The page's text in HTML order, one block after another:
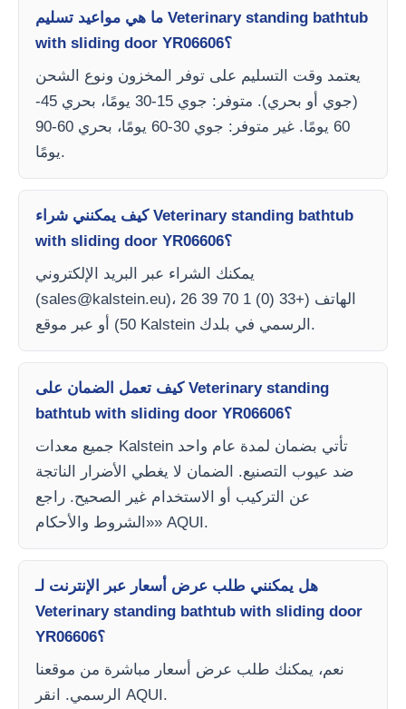
ما هي مواعيد تسليم Veterinary standing bathtub
with sliding door YR06606؟
يعتمد وقت التسليم على توفر المخزون ونوع الشحن
(جوي أو بحري). متوفر: جوي 15-30 يومًا، بحري 45-
60 يومًا. غير متوفر: جوي 30-60 يومًا، بحري 60-90
يومًا.
كيف يمكنني شراء Veterinary standing bathtub
with sliding door YR06606؟
يمكنك الشراء عبر البريد الإلكتروني
(sales@kalstein.eu)، الهاتف (+33 (0) 1 70 39 26
50) أو عبر موقع Kalstein الرسمي في بلدك.
كيف تعمل الضمان على Veterinary standing
bathtub with sliding door YR06606؟
جميع معدات Kalstein تأتي بضمان لمدة عام واحد
ضد عيوب التصنيع. الضمان لا يغطي الأضرار الناتجة
عن التركيب أو الاستخدام غير الصحيح. راجع
«الشروط والأحكام» AQUI.
هل يمكنني طلب عرض أسعار عبر الإنترنت لـ
Veterinary standing bathtub with sliding door
YR06606؟
نعم، يمكنك طلب عرض أسعار مباشرة من موقعنا
الرسمي. انقر AQUI.